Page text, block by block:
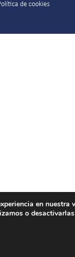
de cookies
en nuestra
o